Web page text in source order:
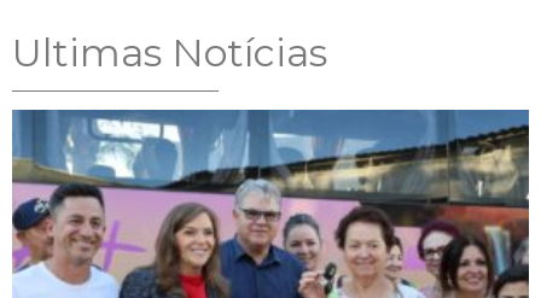
Ultimas Notícias